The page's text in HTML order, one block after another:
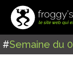
#Semaine du